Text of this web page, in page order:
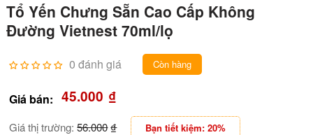
Tổ Yến Chưng Sẵn Cao Cấp Không
Đường Vietnest 70ml/lọ
0 đánh giá Còn hàng
Giá bán: 45.000 ₫
Giá thị trường: 56.000₫ Bạn tiết kiệm: 20%